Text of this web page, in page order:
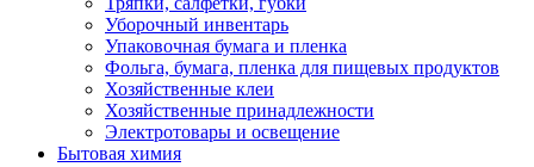
Уборочный инвентарь
Упаковочная бумага и пленка
Фольга, бумага, пленка для пищевых продуктов
Хозяйственные клеи
Хозяйственные принадлежности
Электротовары и освещение
Бытовая химия